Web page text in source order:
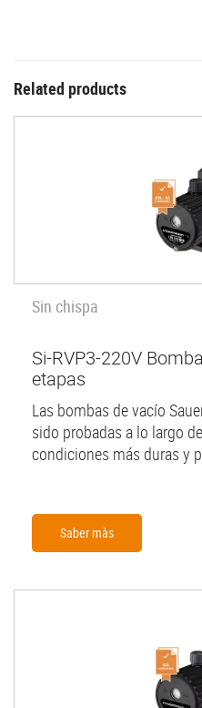
Related products
Sin chispa
Si-RVP3-220V
etapas
Las bombas de vacío
sido probadas a lo largo
condiciones más duras y
Saber màs